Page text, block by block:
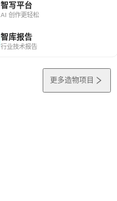
智写平台
AI 创作更轻松
智库报告
行业技术报告
更多造物项目